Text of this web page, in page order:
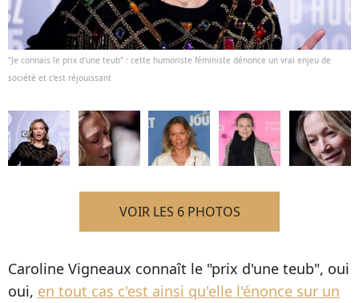
"Je connais le prix d'une teub" : cette humoriste féministe dénonce un vrai enjeu de
société et c'est réjouissant
VOIR LES 6 PHOTOS
Caroline Vigneaux connaît le "prix d'une teub", oui
oui, en tout cas c'est ainsi qu'elle l'énonce sur un